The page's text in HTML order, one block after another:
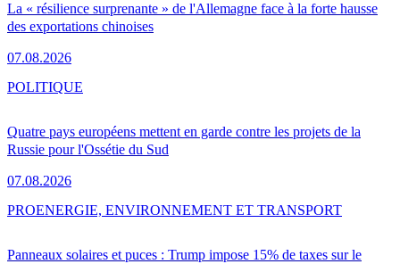
La « résilience surprenante » de l'Allemagne face à la forte hausse
des exportations chinoises
07.08.2026
Quatre pays européens mettent en garde contre les projets de la
Russie pour l'Ossétie du Sud
07.08.2026
POLITIQUE
Panneaux solaires et puces : Trump impose 15% de taxes sur le
PROENERGIE, ENVIRONNEMENT ET TRANSPORT